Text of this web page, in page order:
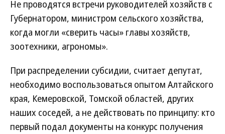
Не проводятся встречи руководителей хозяйств с
Губернатором, министром сельского хозяйства,
когда могли «сверить часы» главы хозяйств,
зоотехники, агрономы».
При распределении субсидии, считает депутат,
необходимо воспользоваться опытом Алтайского
края, Кемеровской, Томской областей, других
наших соседей, а не действовать по принципу: кто
первый подал документы на конкурс получения